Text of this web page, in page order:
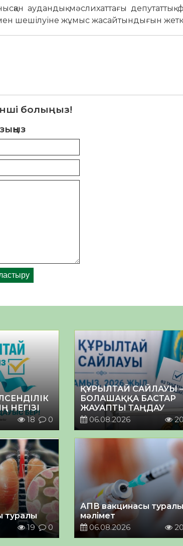
аудандық мәслихаттағы депутаттық
шешілуіне жұмыс жасайтындығын
болыңыз!
НЕГІЗІ
18 0
ҚҰРЫЛТАЙ САЙЛАУЫ –
БОЛАШАҚҚА БАСТАР
ЖАУАПТЫ ТАҢДАУ
06.08.2026
20
туралы
19 0
АПВ вакцинасы туралы
мәлімет
06.08.2026
20